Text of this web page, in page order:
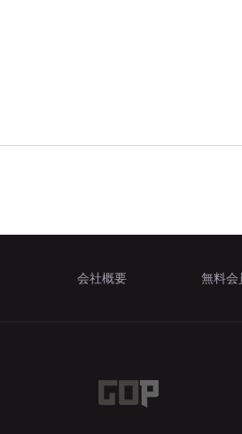
会社概要 無料会